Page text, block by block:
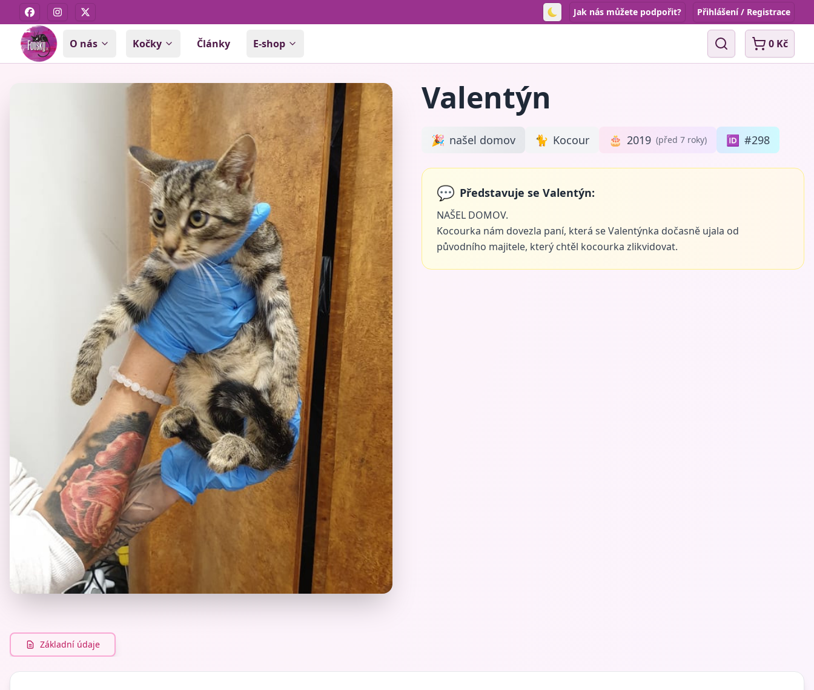
FacebookInstagram
X Toggle theme
Jak nás můžete podpořit? Přihlášení / Registrace
O nás Kočky Články E-shop Vyhledávání0 Kč
Valentýn
🎉 našel domov 🐈 Kocour 🎂 2019 (před 7 roky) 🆔 #298
💬 Představuje se Valentýn:
NAŠEL DOMOV.
Kocourka nám dovezla paní, která se Valentýnka dočasně ujala od
původního majitele, který chtěl kocourka zlikvidovat.
Základní údaje